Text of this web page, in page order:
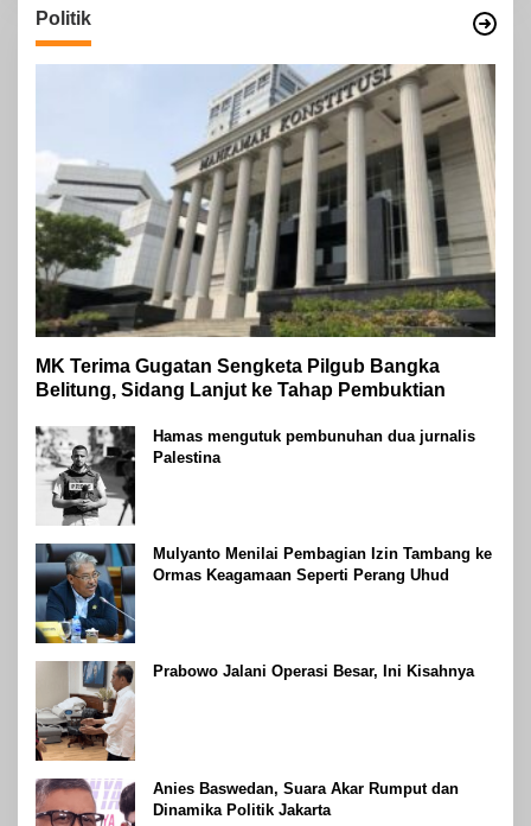
Politik
MK Terima Gugatan Sengketa Pilgub Bangka
Belitung, Sidang Lanjut ke Tahap Pembuktian
Hamas mengutuk pembunuhan dua jurnalis
Palestina
Mulyanto Menilai Pembagian Izin Tambang ke
Ormas Keagamaan Seperti Perang Uhud
Prabowo Jalani Operasi Besar, Ini Kisahnya
Anies Baswedan, Suara Akar Rumput dan
Dinamika Politik Jakarta